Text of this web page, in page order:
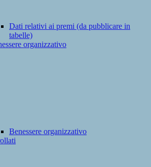
Dati relativi ai premi (da pubblicare in
tabelle)
organizzativo
Benessere organizzativo